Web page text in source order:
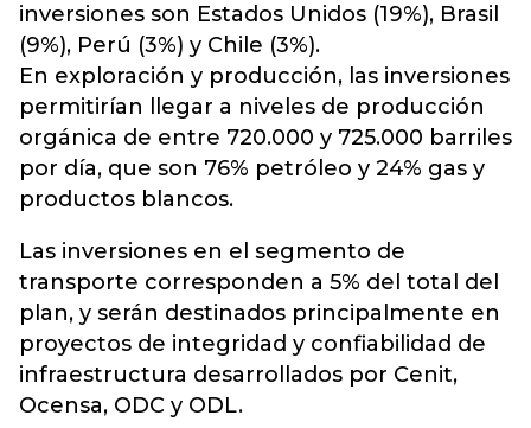
inversiones son Estados Unidos (19%), Brasil
(9%), Perú (3%) y Chile (3%).
En exploración y producción, las inversiones
permitirían llegar a niveles de producción
orgánica de entre 720.000 y 725.000 barriles
por día, que son 76% petróleo y 24% gas y
productos blancos.
Las inversiones en el segmento de
transporte corresponden a 5% del total del
plan, y serán destinados principalmente en
proyectos de integridad y confiabilidad de
infraestructura desarrollados por Cenit,
Ocensa, ODC y ODL.